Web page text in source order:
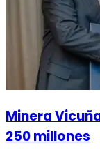
Minera
250 millones